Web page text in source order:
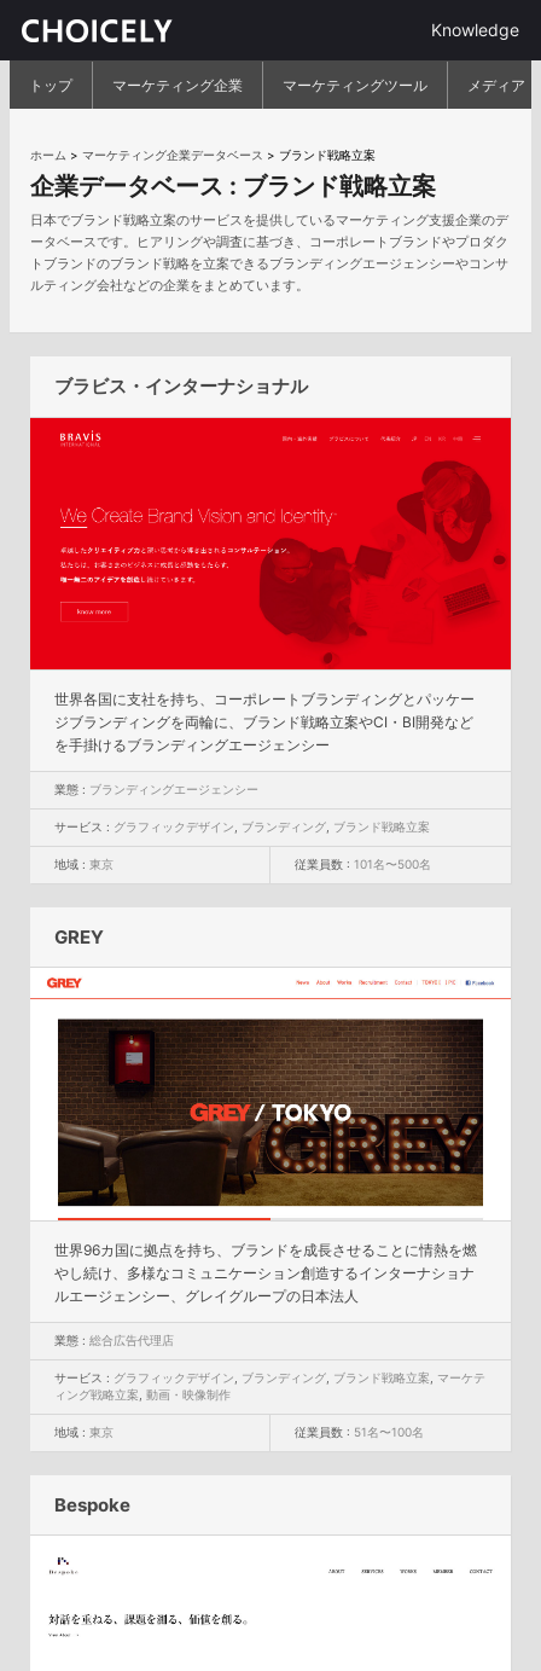
Knowledge
トップ マーケティング企業 マーケティングツール メディア
ホーム >マーケティング企業データベース > ブランド戦略立案
企業データベース : ブランド戦略立案
日本でブランド戦略立案のサービスを提供しているマーケティング支援企業のデ
ータベースです。ヒアリングや調査に基づき、コーポレートブランドやプロダク
トブランドのブランド戦略を立案できるブランディングエージェンシーやコンサ
ルティング会社などの企業をまとめています。
ブラビス・インターナショナル
世界各国に支社を持ち、コーポレートブランディングとパッケー
ジブランディングを両輪に、ブランド戦略立案やCI・BI開発など
を手掛けるブランディングエージェンシー
業態 : ブランディングエージェンシー
サービス : グラフィックデザイン ブランディング ブランド戦略立案
地域 :東京 従業員数 : 101名〜500名
GREY
世界96カ国に拠点を持ち、ブランドを成長させることに情熱を燃
やし続け、多様なコミュニケーション創造するインターナショナ
ルエージェンシー、グレイグループの日本法人
業態 :総合広告代理店
サービス : グラフィックデザイン ブランディング ブランド戦略立案
マーケテ
ィング戦略立案 ,動画・映像制作
地域 :東京 従業員数 : 51名〜100名
Bespoke